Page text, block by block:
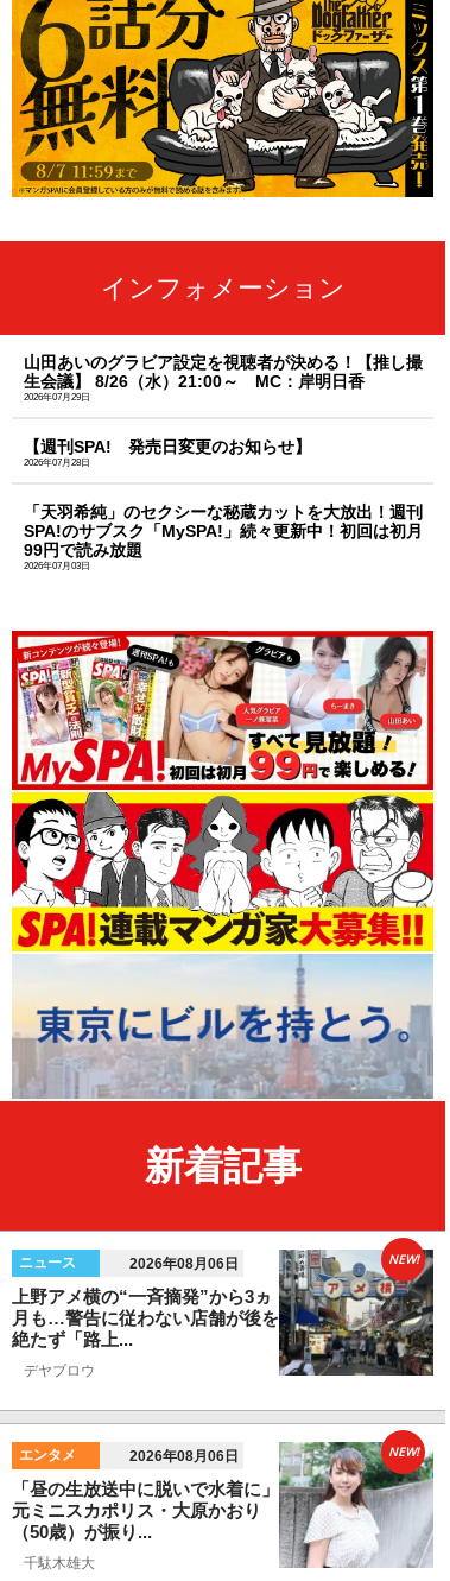
インフォメーション
山田あいのグラビア設定を視聴者が決める！【推し撮
生会議】 8/26（水）21:00～ MC：岸明日香
2026年07月29日
【週刊SPA! 発売日変更のお知らせ】
2026年07月28日
「天羽希純」のセクシーな秘蔵カットを大放出！週刊
SPA!のサブスク「MySPA!」続々更新中！初回は初月
99円で読み放題
2026年07月03日
新着記事
ニュース 2026年08月06日
上野アメ横の“一斉摘発”から3ヵ
月も…警告に従わない店舗が後を
絶たず「路上...
デヤブロウ
NEW!
エンタメ 2026年08月06日
「昼の生放送中に脱いで水着に」
元ミニスカポリス・大原かおり
（50歳）が振り...
千駄木雄大
NEW!